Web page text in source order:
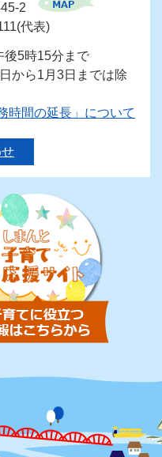
2
代表)
後5時15分まで
から1月3日までは除
時間の延長」について